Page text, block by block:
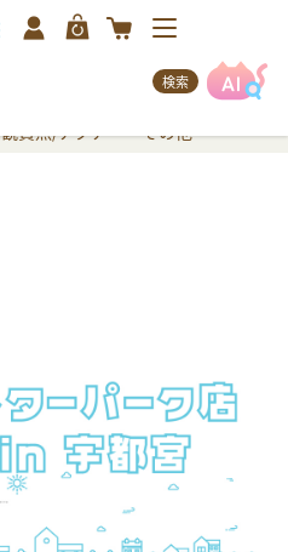
検索
観賞魚/アクア その他